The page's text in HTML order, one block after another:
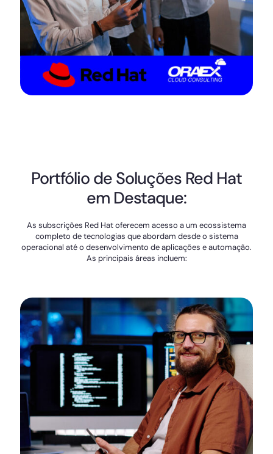
Portfólio de Soluções Red Hat
em Destaque:
As subscrições Red Hat oferecem acesso a um ecossistema
completo de tecnologias que abordam desde o sistema
operacional até o desenvolvimento de aplicações e automação.
As principais áreas incluem: